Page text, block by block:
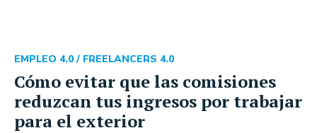
Cómo evitar que las comisiones
reduzcan tus ingresos por trabajar
para el exterior
EMPLEO 4.0 / FREELANCERS 4.0